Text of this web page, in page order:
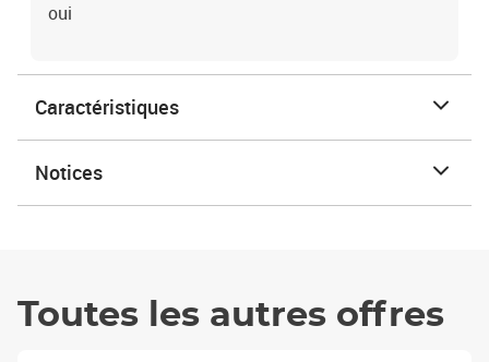
oui
Caractéristiques
Notices
Toutes les autres offres